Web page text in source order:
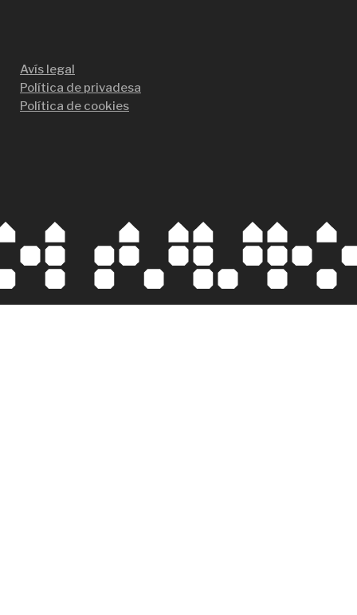
Avís legal
Política de privadesa
Política de cookies